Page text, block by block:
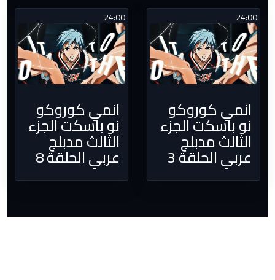
24:00
انمي كوروكو
نو باسكت الجزء
الثالث مدبلج
عربي الحلقة 3
24:00
انمي كوروكو
نو باسكت الجزء
الثالث مدبلج
عربي الحلقة 8